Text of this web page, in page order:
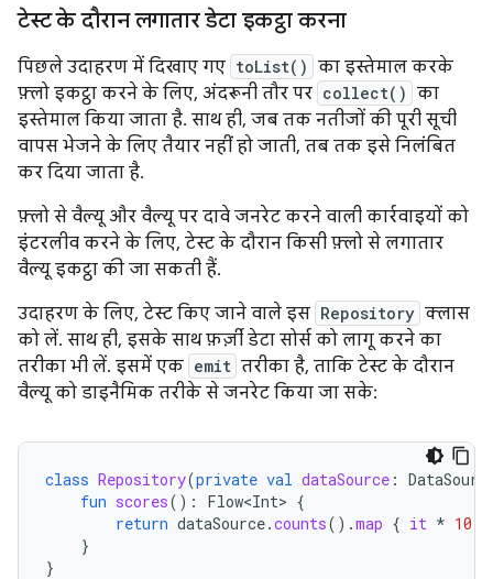
टेस्ट के दौरान लगातार डेटा इकट्ठा करना
पिछले उदाहरण में दिखाए गए toList() का इस्तेमाल करके
फ़्लो इकट्ठा करने के लिए, अंदरूनी तौर पर collect() का
इस्तेमाल किया जाता है. साथ ही, जब तक नतीजों की पूरी सूची
वापस भेजने के लिए तैयार नहीं हो जाती, तब तक इसे निलंबित
कर दिया जाता है.
फ़्लो से वैल्यू और वैल्यू पर दावे जनरेट करने वाली कार्रवाइयों को
इंटरलीव करने के लिए, टेस्ट के दौरान किसी फ़्लो से लगातार
वैल्यू इकट्ठा की जा सकती हैं.
उदाहरण के लिए, टेस्ट किए जाने वाले इस Repository क्लास
को लें. साथ ही, इसके साथ फ़र्ज़ी डेटा सोर्स को लागू करने का
तरीका भी लें. इसमें एक emit तरीका है, ताकि टेस्ट के दौरान
वैल्यू को डाइनैमिक तरीके से जनरेट किया जा सके:
class Repository(private val dataSource :
fun scores(): Flow<Int> {
return dataSource.counts().map { it * 10
}
}